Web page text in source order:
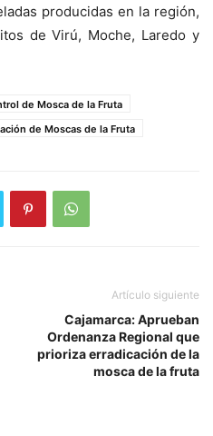
producidas en la región,
de Virú, Moche, Laredo y
de Mosca de la Fruta
de Moscas de la Fruta
Artículo siguiente
Cajamarca: Aprueban
Ordenanza Regional que
prioriza erradicación de la
mosca de la fruta